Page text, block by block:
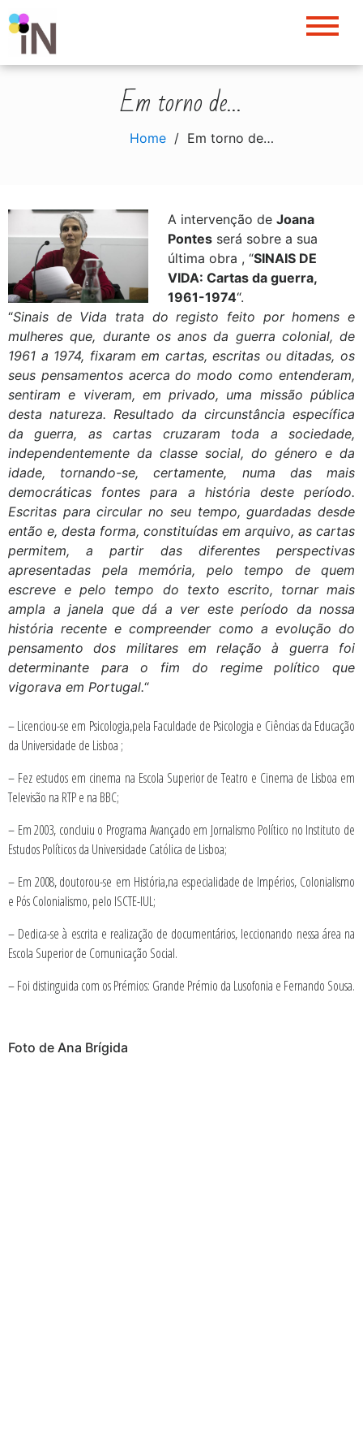
Skip
to
content
Em torno de…
Home Em torno de…
A intervenção de Joana
Pontes será sobre a sua
última obra , “SINAIS DE
VIDA: Cartas da guerra,
1961-1974“.
“Sinais de Vida trata do registo feito por homens e
mulheres que, durante os anos da guerra colonial, de
1961 a 1974, fixaram em cartas, escritas ou ditadas, os
seus pensamentos acerca do modo como entenderam,
sentiram e viveram, em privado, uma missão pública
desta natureza. Resultado da circunstância específica
da guerra, as cartas cruzaram toda a sociedade,
independentemente da classe social, do género e da
idade, tornando-se, certamente, numa das mais
democráticas fontes para a história deste período.
Escritas para circular no seu tempo, guardadas desde
então e, desta forma, constituídas em arquivo, as cartas
permitem, a partir das diferentes perspectivas
apresentadas pela memória, pelo tempo de quem
escreve e pelo tempo do texto escrito, tornar mais
ampla a janela que dá a ver este período da nossa
história recente e compreender como a evolução do
pensamento dos militares em relação à guerra foi
determinante para o fim do regime político que
vigorava em Portugal.“
– Licenciou-se em Psicologia,pela Faculdade de Psicologia e Ciências da Educação
da Universidade de Lisboa ;
– Fez estudos em cinema na Escola Superior de Teatro e Cinema de Lisboa em
Televisão na RTP e na BBC;
– Em 2003, concluiu o Programa Avançado em Jornalismo Político no Instituto de
Estudos Políticos da Universidade Católica de Lisboa;
– Em 2008, doutorou-se em História,na especialidade de Impérios, Colonialismo
e Pós Colonialismo, pelo ISCTE-IUL;
– Dedica-se à escrita e realização de documentários, leccionando nessa área na
Escola Superior de Comunicação Social.
– Foi distinguida com os Prémios: Grande Prémio da Lusofonia e Fernando Sousa.
Foto de Ana Brígida